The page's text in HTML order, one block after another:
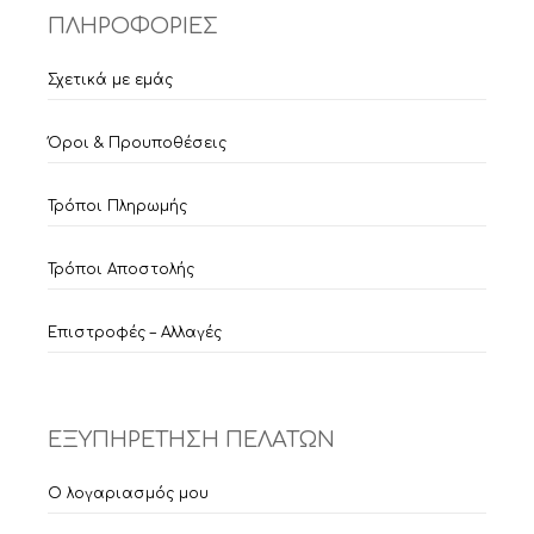
ΠΛΗΡΟΦΟΡΙΕΣ
Σχετικά με εμάς
Όροι & Προυποθέσεις
Τρόποι Πληρωμής
Τρόποι Αποστολής
Επιστροφές – Αλλαγές
ΕΞΥΠΗΡΕΤΗΣΗ ΠΕΛΑΤΩΝ
Ο λογαριασμός μου